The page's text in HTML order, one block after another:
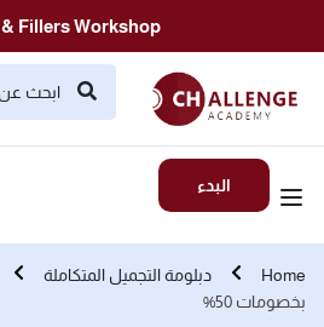
Fillers Workshop
البدء
Home دبلومة التجميل المتكاملة
بخصومات 50%